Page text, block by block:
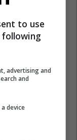
to use
advertising and
and
device